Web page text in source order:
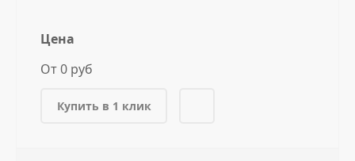
Цена
От 0 руб
Купить в 1 клик